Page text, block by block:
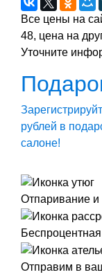
Все цены на
48, цена на
Уточните
рублей в
салоне!
Отпаривание и
Отправим в